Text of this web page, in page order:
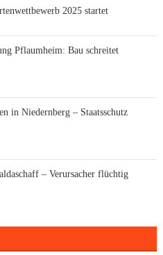
2025 startet
Pflaumheim: Bau schreitet
in Niedernberg – Staatsschutz
– Verursacher flüchtig